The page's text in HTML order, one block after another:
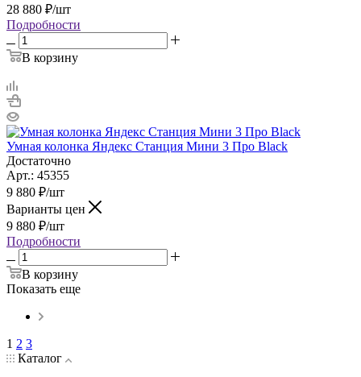
28 880 ₽/шт
Подробности
В корзину
Умная колонка Яндекс Станция Мини 3 Про Black
Достаточно
Арт.: 45355
9 880 ₽/шт
Варианты цен
9 880 ₽/шт
Подробности
В корзину
Показать еще
1 2 3
Каталог